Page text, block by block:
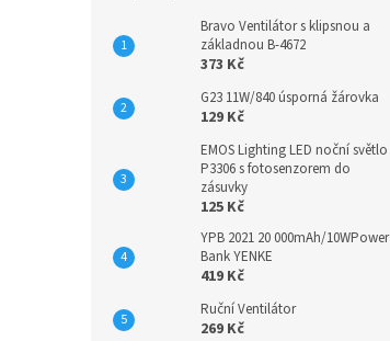
Bravo Ventilátor s klipsnou a
základnou B-4672
373 Kč
G23 11W/840 úsporná žárovka
129 Kč
EMOS Lighting LED noční světlo
P3306 s fotosenzorem do
zásuvky
125 Kč
YPB 2021 20 000mAh/10WPower
Bank YENKE
419 Kč
Ruční Ventilátor
269 Kč